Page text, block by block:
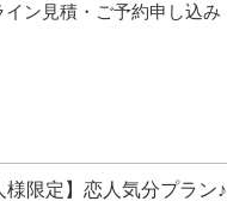
イン見積・ご予約申し込み
様限定】恋人気分プラン♪